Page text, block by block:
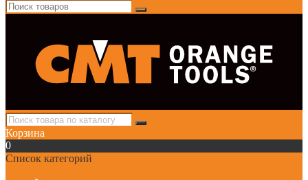
Корзина
0
Список категорий